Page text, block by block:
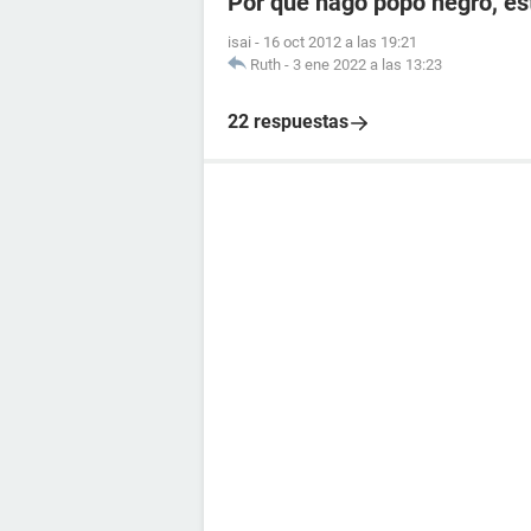
isai - 16 oct 2012 a las 19:21
Ruth - 3 ene 2022 a las 13:23
22 respuestas